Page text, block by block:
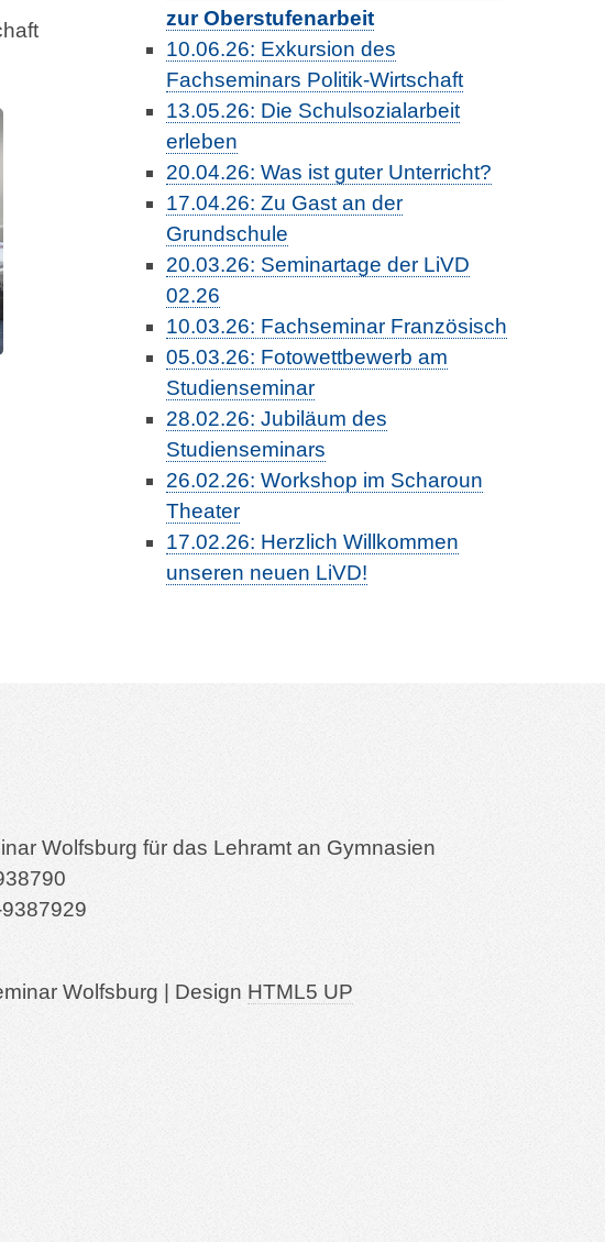
zur Oberstufenarbeit
10.06.26: Exkursion des
Fachseminars Politik-Wirtschaft
13.05.26: Die Schulsozialarbeit
erleben
20.04.26: Was ist guter Unterricht?
17.04.26: Zu Gast an der
Grundschule
20.03.26: Seminartage der LiVD
02.26
10.03.26: Fachseminar Französisch
05.03.26: Fotowettbewerb am
Studienseminar
28.02.26: Jubiläum des
Studienseminars
26.02.26: Workshop im Scharoun
Theater
17.02.26: Herzlich Willkommen
unseren neuen LiVD!
Wolfsburg für das Lehramt an Gymnasien
Wolfsburg | Design HTML5 UP